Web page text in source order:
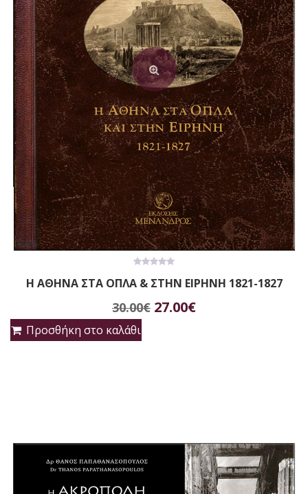
out
5
Η ΑΘΗΝΑ ΣΤΑ ΟΠΛΑ & ΣΤΗΝ ΕΙΡΗΝΗ 1821-1827
30.00€ Original
27.00€Η
Προσθήκη στο καλάθι